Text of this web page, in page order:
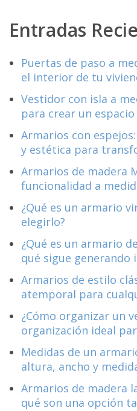
Entradas
Puertas de paso a
el interior de tu
Vestidor con isla a
para crear un
Armarios con
y estética para
Armarios de madera
funcionalidad a
¿Qué es un armario
elegirlo?
¿Qué es un armario
qué sigue generando
Armarios de estilo
atemporal para
¿Cómo organizar un
organización ideal
Medidas de un
altura, ancho y
Armarios de madera
qué son una opción